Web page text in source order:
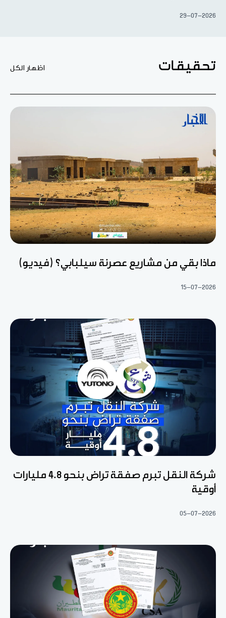
29-07-2026
تحقيقات اظهار الكل
ماذا بقي من مشاريع عصرنة سيلبابي؟ (فيديو)
15-07-2026
شركة النقل تبرم صفقة تراض بنحو 4.8 مليارات
أوقية
05-07-2026